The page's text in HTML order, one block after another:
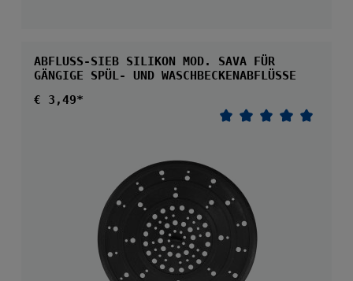
ABFLUSS-SIEB SILIKON MOD. SAVA FÜR
GÄNGIGE SPÜL- UND WASCHBECKENABFLÜSSE
Regulärer Preis:
€ 3,49*